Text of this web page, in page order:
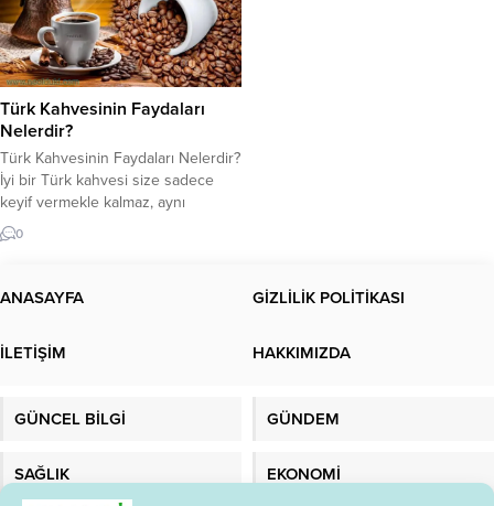
Türk Kahvesinin Faydaları
Nelerdir?
Türk Kahvesinin Faydaları Nelerdir?
İyi bir Türk kahvesi size sadece
keyif vermekle kalmaz, aynı
zamanda sağlığınıza da katkıda
bulunur. Türk Kahvesinin
Tansiyona Faydaları. Türk
sonra bir fincan Türk kahvesi bir
misafir ağırlarken...
0
ANASAYFA GİZLİLİK POLİTİKASI
İLETİŞİM HAKKIMIZDA
GÜNCEL BİLGİ GÜNDEM
SAĞLIK EKONOMİ